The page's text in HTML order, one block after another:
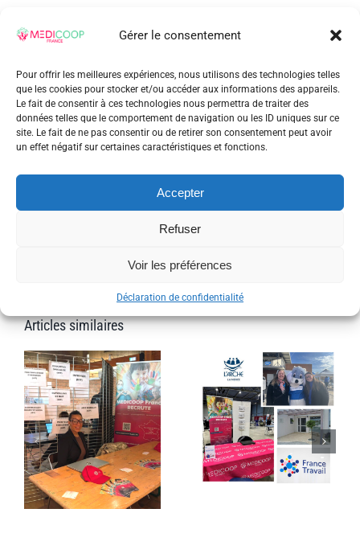
Gérer le consentement
Pour offrir les meilleures expériences, nous utilisons des technologies telles
que les cookies pour stocker et/ou accéder aux informations des appareils.
Le fait de consentir à ces technologies nous permettra de traiter des
données telles que le comportement de navigation ou les ID uniques sur ce
site. Le fait de ne pas consentir ou de retirer son consentement peut avoir
un effet négatif sur certaines caractéristiques et fonctions.
Accepter
Refuser
Voir les préférences
Déclaration de confidentialité
Share This Story, Choose Your
Platform!
Facebook
Twitter Reddit LinkedInWhatsAppTumblrPinterest
Vk Xing
admin_patrick
Articles similaires
La
semaine
“engagée” de
MEDICOOP
France
Aquitaine
“La saison
est lancée !”
comme on dit